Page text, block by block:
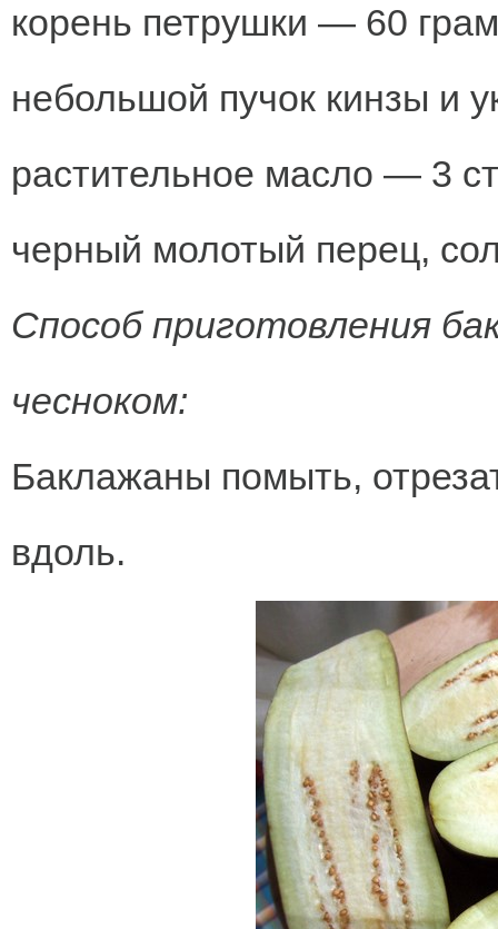
корень петрушки — 60
небольшой пучок кинзы и
растительное масло — 3
черный молотый перец,
Способ приготовления
чесноком:
Баклажаны помыть,
вдоль.